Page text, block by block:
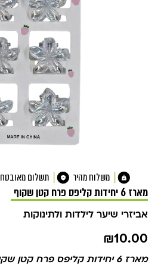
משלוח מהיר תשלום מאובטח
מארז 6 יחידות קליפס פרח קטן שקוף
אביזרי שיער לילדות ולתינוקות
₪10.00
מארז 6 יחידות קליפס פרח קטן שקוף